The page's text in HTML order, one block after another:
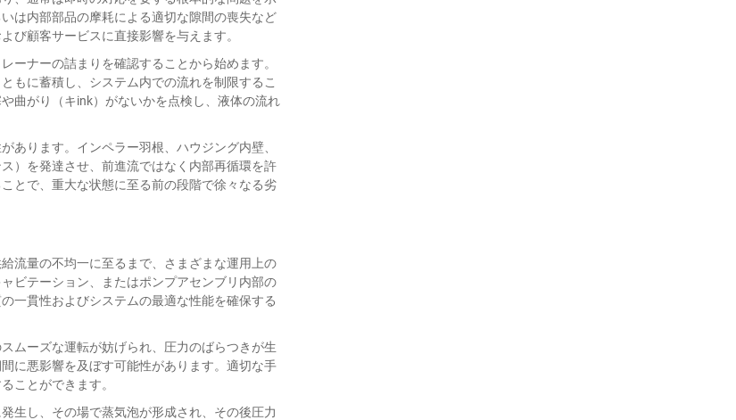
は内部部品の摩耗による適切な隙間の喪失など
び顧客サービスに直接影響を与えます。
ーナーの詰まりを確認することから始めます。
もに蓄積し、システム内での流れを制限するこ
曲がり（キink）がないかを点検し、液体の流れ
あります。インペラー羽根、ハウジング内壁、
）を発達させ、前進流ではなく内部再循環を許
とで、重大な状態に至る前の段階で徐々なる劣
流量の不均一に至るまで、さまざまな運用上の
ビテーション、またはポンプアセンブリ内部の
一貫性およびシステムの最適な性能を確保する
ムーズな運転が妨げられ、圧力のばらつきが生
に悪影響を及ぼす可能性があります。適切な手
ことができます。
生し、その場で蒸気泡が形成され、その後圧力